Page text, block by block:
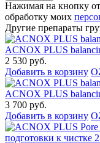
Нажимая на кнопку
обработку моих
Другие препараты
ACNOX PLUS
2 530 руб.
Добавить в корзину
ACNOX PLUS
3 700 руб.
Добавить в корзину